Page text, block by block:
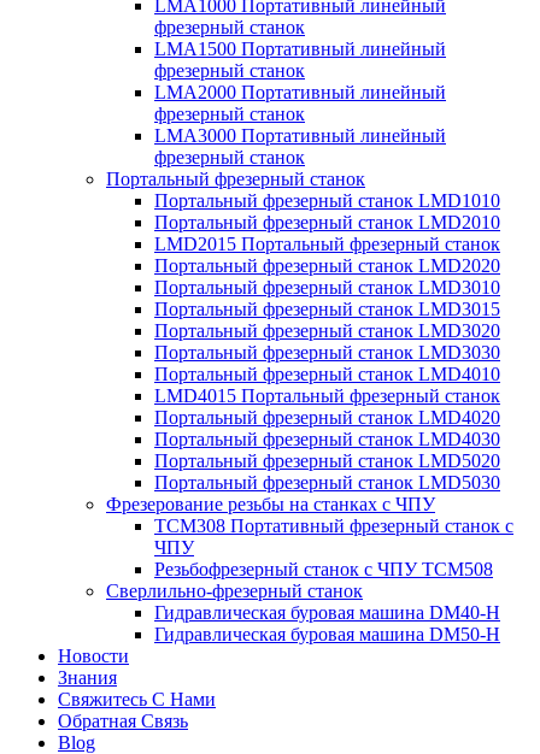
LMA1000 Портативный линейный
фрезерный станок
LMA1500 Портативный линейный
фрезерный станок
LMA2000 Портативный линейный
фрезерный станок
LMA3000 Портативный линейный
фрезерный станок
Портальный фрезерный станок
Портальный фрезерный станок LMD1010
Портальный фрезерный станок LMD2010
LMD2015 Портальный фрезерный станок
Портальный фрезерный станок LMD2020
Портальный фрезерный станок LMD3010
Портальный фрезерный станок LMD3015
Портальный фрезерный станок LMD3020
Портальный фрезерный станок LMD3030
Портальный фрезерный станок LMD4010
LMD4015 Портальный фрезерный станок
Портальный фрезерный станок LMD4020
Портальный фрезерный станок LMD4030
Портальный фрезерный станок LMD5020
Портальный фрезерный станок LMD5030
Фрезерование резьбы на станках с ЧПУ
TCM308 Портативный фрезерный станок с
ЧПУ
Резьбофрезерный станок с ЧПУ TCM508
Сверлильно-фрезерный станок
Гидравлическая буровая машина DM40-H
Гидравлическая буровая машина DM50-H
Новости
Знания
Свяжитесь С Нами
Обратная Cвязь
Blog